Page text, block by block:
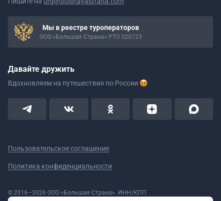
Мы в реестре туроператоров
ООО «Большая Страна» РТО 020723
Давайте дружить
Вдохновляем на путешествия по России
Пользовательское соглашение
Политика конфиденциальности
© 2016—2026 ООО «Большая Страна». ИНН/КПП